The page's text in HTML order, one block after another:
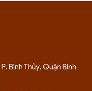
Bình Thủy, Quận Bình